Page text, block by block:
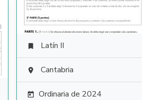
 Latín II
 Cantabria
 Ordinaria de 2024